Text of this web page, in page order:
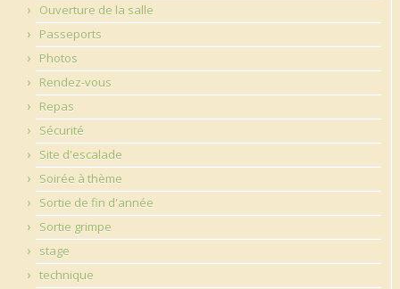
Ouverture de la salle
Passeports
Photos
Rendez-vous
Repas
Sécurité
Site d'escalade
Soirée à thème
Sortie de fin d'année
Sortie grimpe
stage
technique